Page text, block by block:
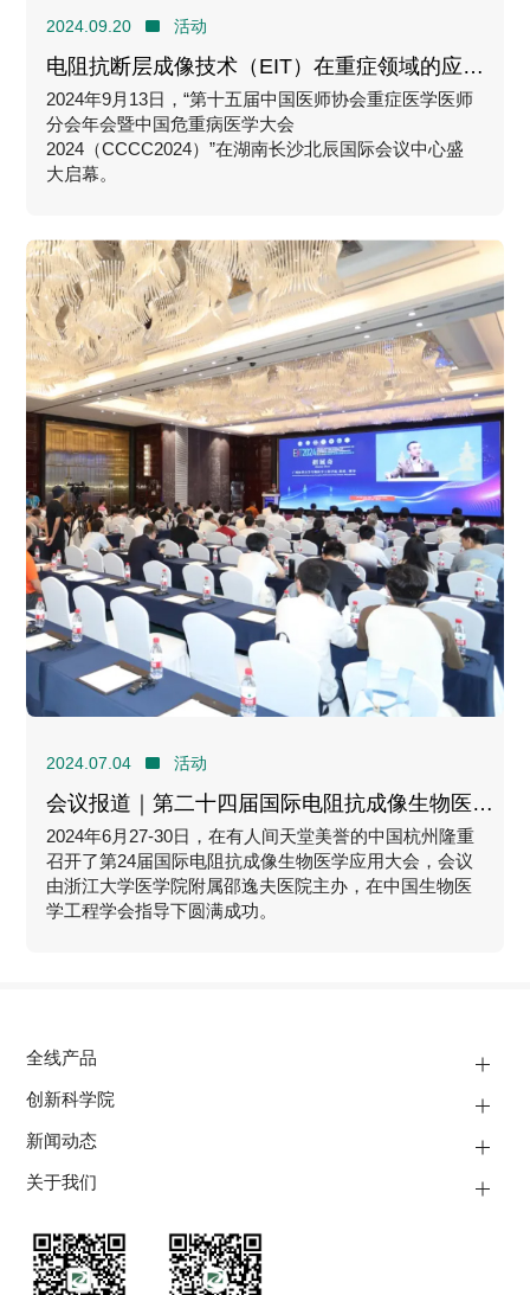
2024.09.20 活动
电阻抗断层成像技术（EIT）在重症领域的应用
@CCCC
2024年9月13日，“第十五届中国医师协会重症医学医师
分会年会暨中国危重病医学大会
2024（CCCC2024）”在湖南长沙北辰国际会议中心盛
大启幕。
2024.07.04 活动
会议报道｜第二十四届国际电阻抗成像生物医学
应用会议
2024年6月27-30日，在有人间天堂美誉的中国杭州隆重
召开了第24届国际电阻抗成像生物医学应用大会，会议
由浙江大学医学院附属邵逸夫医院主办，在中国生物医
学工程学会指导下圆满成功。
全线产品
创新科学院
新闻动态
关于我们